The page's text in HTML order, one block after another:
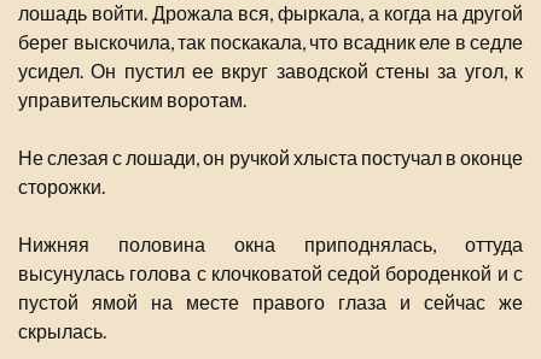
лошадь войти. Дрожала вся, фыркала, а когда на другой
берег выскочила, так поскакала, что всадник еле в седле
усидел. Он пустил ее вкруг заводской стены за угол, к
управительским воротам.
Не слезая с лошади, он ручкой хлыста постучал в оконце
сторожки.
Нижняя половина окна приподнялась, оттуда
высунулась голова с клочковатой седой бороденкой и с
пустой ямой на месте правого глаза и сейчас же
скрылась.